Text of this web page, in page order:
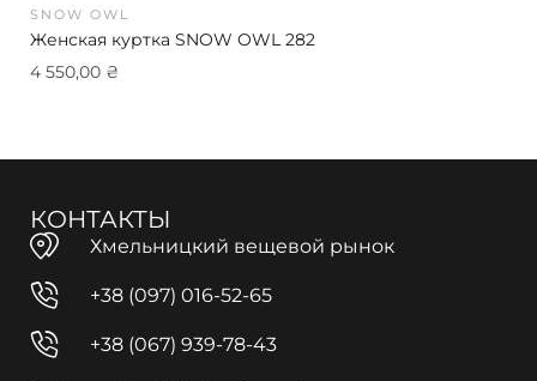
SNOW OWL
Женская куртка SNOW OWL 282
4 550,00 ₴
КОНТАКТЫ
Хмельницкий вещевой рынок
+38 (097) 016-52-65
+38 (067) 939-78-43